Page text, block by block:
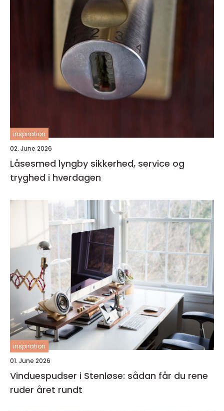
inspiration
02. June 2026
Låsesmed lyngby sikkerhed, service og
tryghed i hverdagen
inspiration
01. June 2026
Vinduespudser i Stenløse: sådan får du rene
ruder året rundt